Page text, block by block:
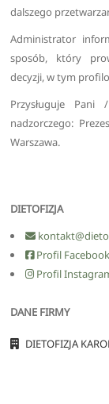
dalszego
Administrator
sposób, który
decyzji, w tym
Przysługuje
nadzorczego:
Warszawa.
DIETOFIZJA
Profil Facebook
Profil
DANE FIRMY
DIETOFIZJA